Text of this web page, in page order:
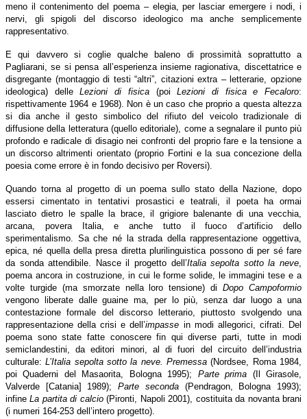
meno il contenimento del poema – elegia, per lasciar emergere i nodi, i
nervi, gli spigoli del discorso ideologico ma anche semplicemente
rappresentativo.
E qui davvero si coglie qualche baleno di prossimità soprattutto a
Pagliarani, se si pensa all’esperienza insieme ragionativa, discettatrice e
disgregante (montaggio di testi “altri”, citazioni extra – letterarie, opzione
ideologica) delleLezioni di fisica(poiLezioni di fisica e Fecaloro:
rispettivamente 1964 e 1968). Non è un caso che proprio a questa altezza
si dia anche il gesto simbolico del rifiuto del veicolo tradizionale di
diffusione della letteratura (quello editoriale), come a segnalare il punto più
profondo e radicale di disagio nei confronti del proprio fare e la tensione a
un discorso altrimenti orientato (proprio Fortini e la sua concezione della
poesia come errore è in fondo decisivo per Roversi).
Quando torna al progetto di un poema sullo stato della Nazione, dopo
essersi cimentato in tentativi prosastici e teatrali, il poeta ha ormai
lasciato dietro le spalle la brace, il grigiore balenante di una vecchia,
arcana, povera Italia, e anche tutto il fuoco d’artificio dello
sperimentalismo. Sa che né la strada della rappresentazione oggettiva,
epica, né quella della presa diretta plurilinguistica possono di per sé fare
da sonda attendibile. Nasce il progetto dell’Italia sepolta sotto la neve
poema ancora in costruzione, in cui le forme solide, le immagini tese e a
volte turgide (ma smorzate nella loro tensione) diDopo Campoformio
vengono liberate dalle guaine ma, per lo più, senza dar luogo a una
contestazione formale del discorso letterario, piuttosto svolgendo una
rappresentazione della crisi e dell’impasse in modi allegorici, cifrati. Del
poema sono state fatte conoscere fin qui diverse parti, tutte in modi
semiclandestini, da editori minori, al di fuori del circuito dell’industria
culturale:L’Italia sepolta sotto la neve. Premessa (Nordsee, Roma 1984,
poi Quaderni del Masaorita, Bologna 1995); Parte prima (Il Girasole,
Valverde [Catania] 1989);Parte seconda(Pendragon, Bologna 1993);
infineLa partita di calcio(Pironti, Napoli 2001), costituita da novanta brani
(i numeri 164-253 dell’intero progetto).